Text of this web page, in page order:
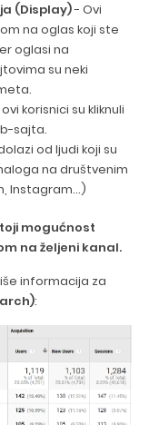
(Display)- Ovi
na oglas koji ste
oglasi na
su neki
korisnici su kliknuli
sajta.
od ljudi koji su
na društvenim
Instagram...)
mogućnost
na željeni kanal.
informacija za
: